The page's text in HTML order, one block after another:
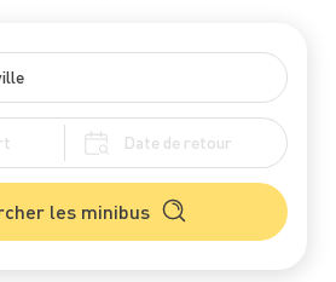
les minibus